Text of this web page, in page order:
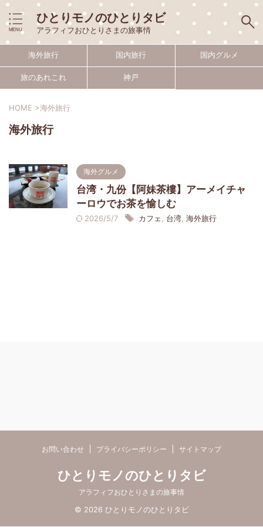
ひとりモノのひとりタビ
アラフィフおひとりさまの旅事情
海外旅行 国内旅行 国内グルメ
旅のあれこれ 神戸
HOME >海外旅行
海外旅行
海外グルメ
台湾・九份【阿妹茶樓】アーメイチャ
ーロウでお茶を愉しむ
2026/5/7 カフェ 台湾 海外旅行
お問い合わせ プライバシーポリシー サイトマップ
ひとりモノのひとりタビ
アラフィフおひとりさまの旅事情
© 2026 ひとりモノのひとりタビ